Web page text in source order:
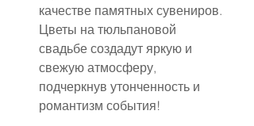
качестве памятных сувениров.
Цветы на тюльпановой
свадьбе создадут яркую и
свежую атмосферу,
подчеркнув утонченность и
романтизм события!